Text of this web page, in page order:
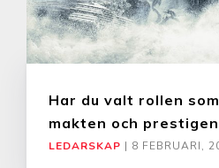
Har du valt rollen
makten och
LEDARSKAP | 8 FEBRUARI,